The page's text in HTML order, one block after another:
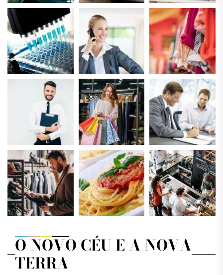
O NOVO CÉU E A NOVA
TERRA